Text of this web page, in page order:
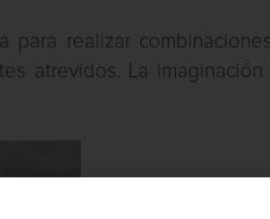
para realizar
atrevidos. La imaginación